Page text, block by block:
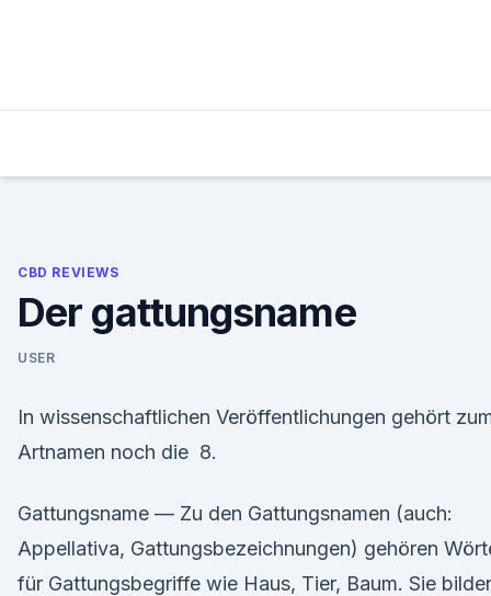
CBD REVIEWS
Der gattungsname
USER
In wissenschaftlichen Veröffentlichungen gehört
Artnamen noch die 8.
Gattungsname — Zu den Gattungsnamen (auch:
Appellativa, Gattungsbezeichnungen) gehören
für Gattungsbegriffe wie Haus, Tier, Baum. Sie